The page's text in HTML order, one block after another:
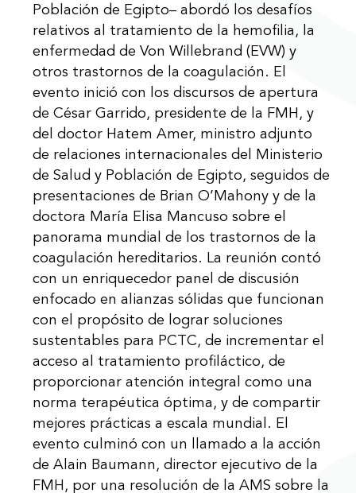
Población de Egipto– abordó los desafíos
relativos al tratamiento de la hemofilia, la
enfermedad de Von Willebrand (EVW) y
otros trastornos de la coagulación. El
evento inició con los discursos de apertura
de César Garrido, presidente de la FMH, y
del doctor Hatem Amer, ministro adjunto
de relaciones internacionales del Ministerio
de Salud y Población de Egipto, seguidos de
presentaciones de Brian O’Mahony y de la
doctora María Elisa Mancuso sobre el
panorama mundial de los trastornos de la
coagulación hereditarios. La reunión contó
con un enriquecedor panel de discusión
enfocado en alianzas sólidas que funcionan
con el propósito de lograr soluciones
sustentables para PCTC, de incrementar el
acceso al tratamiento profiláctico, de
proporcionar atención integral como una
norma terapéutica óptima, y de compartir
mejores prácticas a escala mundial. El
evento culminó con un llamado a la acción
de Alain Baumann, director ejecutivo de la
FMH, por una resolución de la AMS sobre la